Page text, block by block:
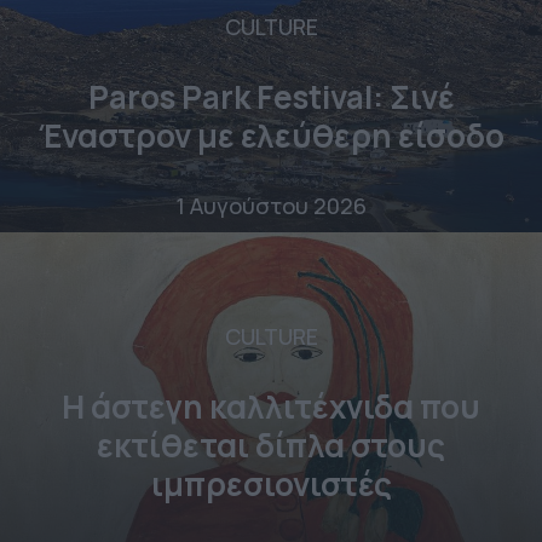
CULTURE
Paros Park Festival: Σινέ
Έναστρον με ελεύθερη είσοδο
1 Αυγούστου 2026
CULTURE
Η άστεγη καλλιτέχνιδα που
εκτίθεται δίπλα στους
ιμπρεσιονιστές